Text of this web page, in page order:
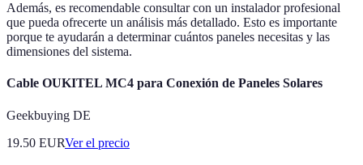
Además, es recomendable consultar con un instalador profesional
que pueda ofrecerte un análisis más detallado. Esto es importante
porque te ayudarán a determinar cuántos paneles necesitas y las
dimensiones del sistema.
Cable OUKITEL MC4 para Conexión de Paneles Solares
Geekbuying DE
19.50 EURVer el precio